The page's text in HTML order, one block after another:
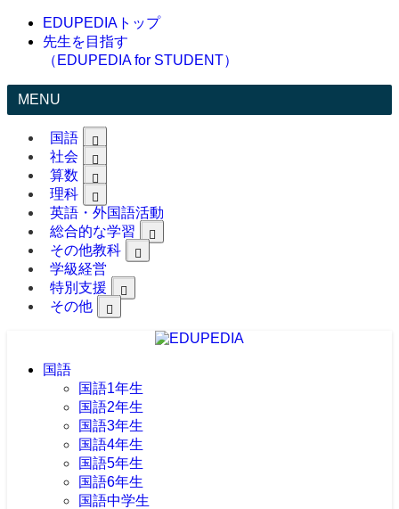
EDUPEDIAトップ
先生を目指す
（EDUPEDIA for STUDENT）
MENU
国語
社会
算数
理科
英語・外国語活動
総合的な学習
その他教科
学級経営
特別支援
その他
国語
国語1年生
国語2年生
国語3年生
国語4年生
国語5年生
国語6年生
国語中学生